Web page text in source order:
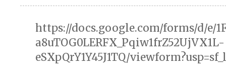
https://docs.google.com/forms/d/e/
a8uTOG0LERFX_Pqiw1frZ52UjVX1L-
eSXpQrY1Y45J1TQ/